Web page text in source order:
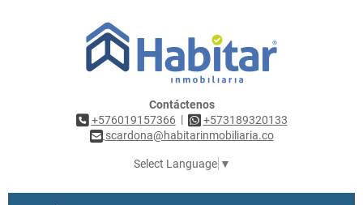
Contáctenos
+576019157366 |
+573189320133
scardona@habitarinmobiliaria.co
Select Language ▼